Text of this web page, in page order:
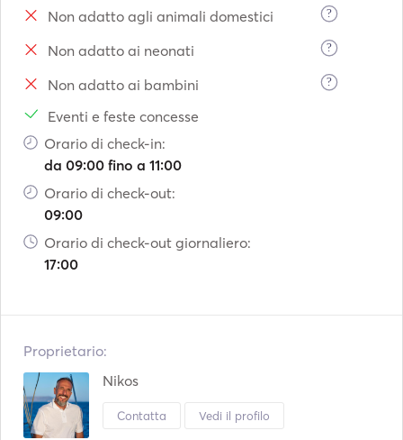
Non adatto agli animali domestici
?
Non adatto ai neonati ?
Non adatto ai bambini ?
Eventi e feste concesse
Orario di check-in:
da 09:00 fino a 11:00
Orario di check-out:
09:00
Orario di check-out giornaliero:
17:00
Proprietario:
Nikos
Contatta Vedi il profilo